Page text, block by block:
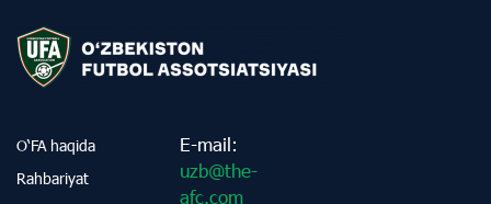
O‘FA haqida
Rahbariyat
E-mail:
uzb@the-
afc.com